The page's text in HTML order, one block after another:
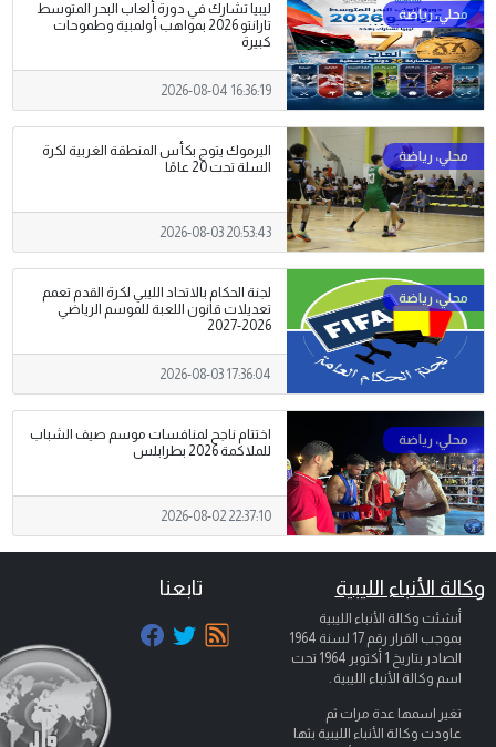
ليبيا تشارك في دورة ألعاب البحر المتوسط
تارانتو 2026 بمواهب أولمبية وطموحات
كبيرة
2026-08-04 16:36:19
اليرموك يتوج بكأس المنطقة الغربية لكرة
السلة تحت 20 عامًا
2026-08-03 20:53:43
لجنة الحكام بالاتحاد الليبي لكرة القدم تعمم
تعديلات قانون اللعبة للموسم الرياضي
2026-2027
2026-08-03 17:36:04
اختتام ناجح لمنافسات موسم صيف الشباب
للملاكمة 2026 بطرابلس
2026-08-02 22:37:10
وكالة الأنباء الليبية
أنشئت وكالة الأنباء الليبية
بموجب القرار رقم 17 لسنة 1964
الصادر بتاريخ 1 أكتوبر 1964
تحت
اسم وكالة الأنباء الليبية .
تغير اسمها عدة مرات ثم
عاودت وكالة الأنباء الليبية بثها
تابعنا